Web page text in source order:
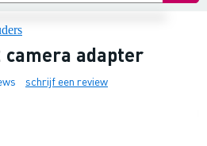
camera adapter
schrijf een review